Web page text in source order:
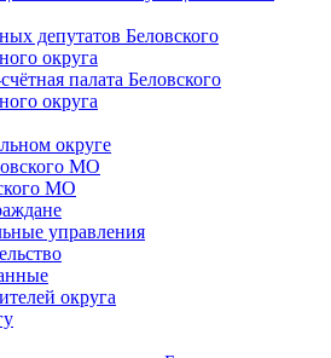
депутатов Беловского
округа
палата Беловского
округа
округе
МО
МО
управления
округа